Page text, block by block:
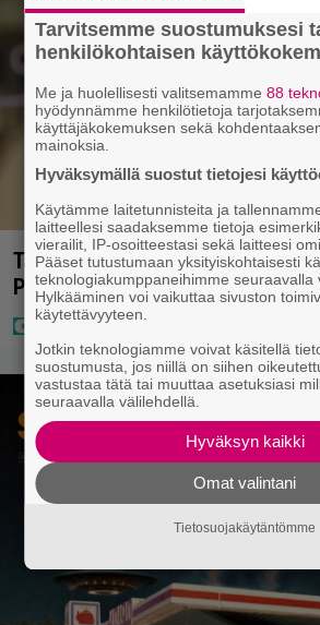
Tältä näyttää Vappu Pimiän
Portugalissa – ”Kaunis mekko”
Tarvitsemme suostumuksesi
henkilökohtaisen
Me ja huolellisesti valitsemamme88
hyödynnämme henkilötietoja
käyttäjäkokemuksen sekä
mainoksia.
Hyväksymällä suostut tietojesi
Käytämme laitetunnisteita ja
laitteellesi saadaksemme tietoja
vierailit, IP-osoitteestasi sekä laitteesi
Pääset tutustumaan yksityiskohtaisesti
teknologiakumppaneihimme seuraavalla
Hylkääminen voi vaikuttaa sivuston
käytettävyyteen.
Jotkin teknologiamme voivat käsitellä
suostumusta, jos niillä on siihen
vastustaa tätä tai muuttaa asetuksiasi
seuraavalla välilehdellä.
Hyväksyn kaikki
Omat valintani
Tietosuojakäytäntömme